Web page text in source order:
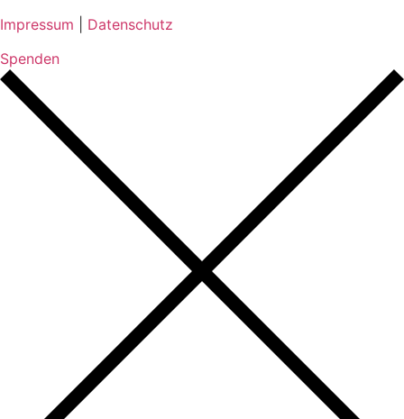
Impressum
Datenschutz
Spenden